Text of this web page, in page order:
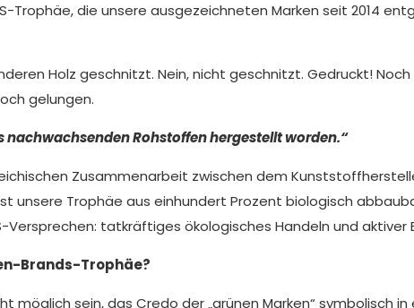
Trophäe, die unsere ausgezeichneten Marken seit 2014
Holz geschnitzt. Nein, nicht geschnitzt. Gedruckt!
gelungen.
nachwachsenden Rohstoffen hergestellt worden.“
Zusammenarbeit zwischen dem
unsere Trophäe aus einhundert Prozent biologisch
Versprechen: tatkräftiges ökologisches Handeln und
Brands-Trophäe?
möglich sein, das Credo der „grünen Marken“ symbolisch